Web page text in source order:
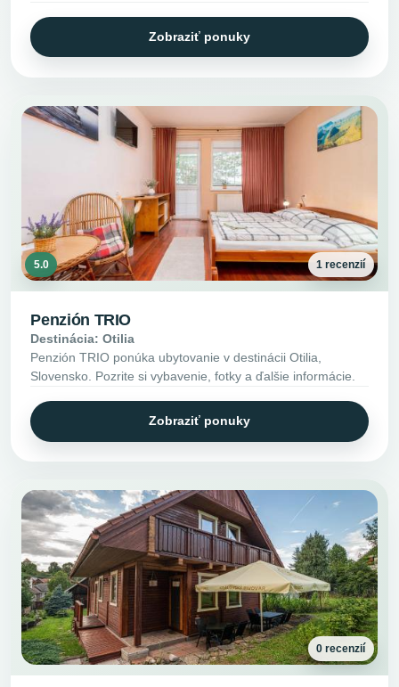
Zobraziť ponuky
5.0 1 recenzií
Penzión TRIO
Destinácia: Otilia
Penzión TRIO ponúka ubytovanie v destinácii Otilia,
Slovensko. Pozrite si vybavenie, fotky a ďalšie informácie.
Zobraziť ponuky
0 recenzií